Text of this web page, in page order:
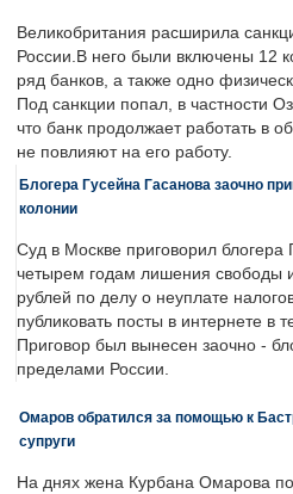
Великобритания расширила
России.В него были включены 12
ряд банков, а также одно
Под санкции попал, в частности
что банк продолжает работать в
не повлияют на его работу.
Блогера Гусейна Гасанова заочно
колонии
Суд в Москве приговорил блогера
четырем годам лишения свободы
рублей по делу о неуплате
публиковать посты в интернете в
Приговор был вынесен заочно -
пределами России.
Омаров обратился за помощью к
супруги
На днях жена Курбана Омарова